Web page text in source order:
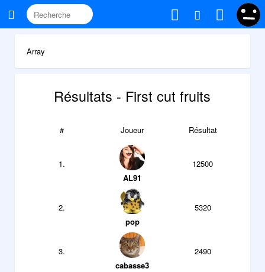
Array
Résultats - First cut fruits
# Joueur Résultat
1.
AL91
12500
2.
pop
5320
3.
cabasse3
2490